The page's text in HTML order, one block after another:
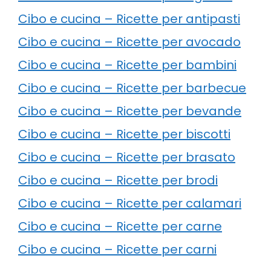
Cibo e cucina – Ricette per antipasti
Cibo e cucina – Ricette per avocado
Cibo e cucina – Ricette per bambini
Cibo e cucina – Ricette per barbecue
Cibo e cucina – Ricette per bevande
Cibo e cucina – Ricette per biscotti
Cibo e cucina – Ricette per brasato
Cibo e cucina – Ricette per brodi
Cibo e cucina – Ricette per calamari
Cibo e cucina – Ricette per carne
Cibo e cucina – Ricette per carni